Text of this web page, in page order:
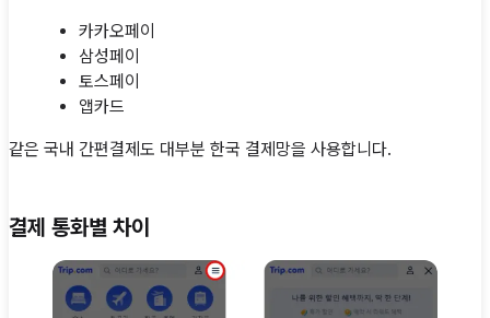
카카오페이
삼성페이
토스페이
앱카드
같은 국내 간편결제도 대부분 한국 결제망을 사용합니다.
결제 통화별 차이